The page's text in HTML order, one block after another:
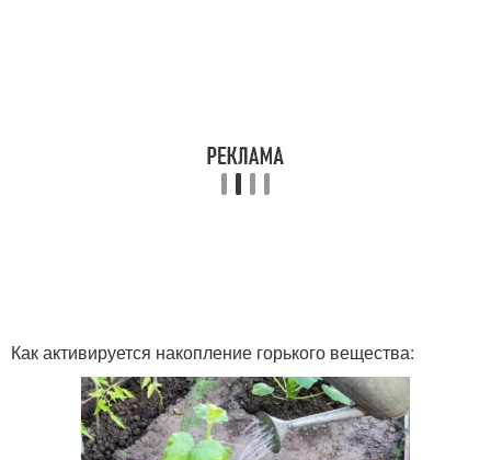
Как активируется накопление горького вещества: